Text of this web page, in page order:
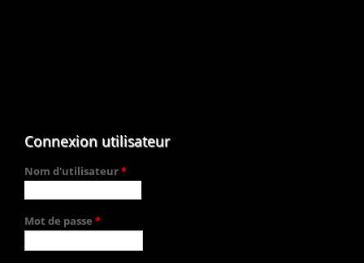
Connexion utilisateur
Nom d'utilisateur*
Mot de passe *